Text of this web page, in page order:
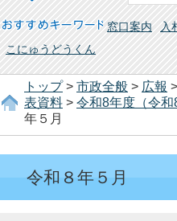
おすすめキーワード 窓口案内 入
こにゅうどうくん
トップ> 市政全般 > 広報 >
表資料 > 令和8年度（令和
年５月
令和８年５月